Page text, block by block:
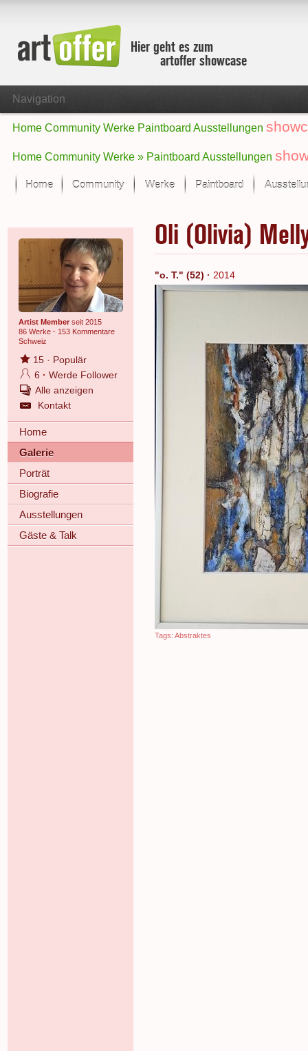
Hier geht es zum
artoffer showcase
Navigation
Home Community Werke Paintboard Ausstellungen
Home Community Werke » Paintboard Ausstellungen
Home Community Werke
Der letzte Monat im Fokus
Alle Fokus-Werke
Fokus-Werke
Neue Werke – Auswahl
Paintboard
Artist Memberseit 2015
86 Werke · 153 Kommentare
Schweiz
15· Populär
6 · Werde Follower
Alle anzeigen
Kontakt
Home
Galerie
Porträt
Biografie
Ausstellungen
Gäste & Talk
Oli (Olivia)
"o. T." (52) · 2014
Tags: Abstraktes